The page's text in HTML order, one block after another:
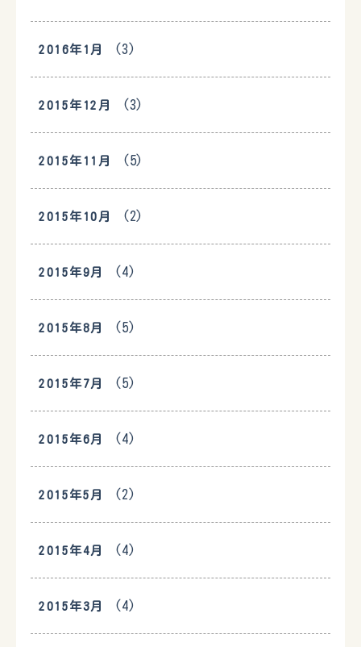
2016年1月 (3)
2015年12月 (3)
2015年11月 (5)
2015年10月 (2)
2015年9月 (4)
2015年8月 (5)
2015年7月 (5)
2015年6月 (4)
2015年5月 (2)
2015年4月 (4)
2015年3月 (4)